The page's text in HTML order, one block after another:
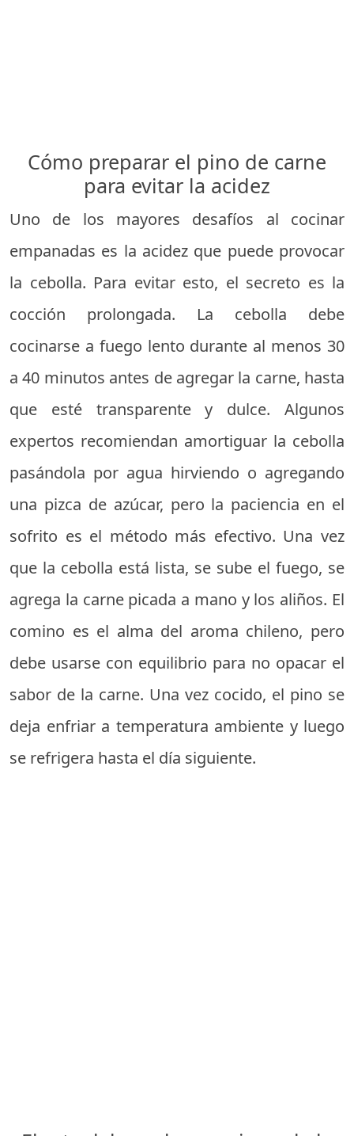
Cómo preparar el pino de carne
para evitar la acidez
Uno de los mayores desafíos al cocinar
empanadas es la acidez que puede provocar
la cebolla. Para evitar esto, el secreto es la
cocción prolongada. La cebolla debe
cocinarse a fuego lento durante al menos 30
a 40 minutos antes de agregar la carne, hasta
que esté transparente y dulce. Algunos
expertos recomiendan amortiguar la cebolla
pasándola por agua hirviendo o agregando
una pizca de azúcar, pero la paciencia en el
sofrito es el método más efectivo. Una vez
que la cebolla está lista, se sube el fuego, se
agrega la carne picada a mano y los aliños. El
comino es el alma del aroma chileno, pero
debe usarse con equilibrio para no opacar el
sabor de la carne. Una vez cocido, el pino se
deja enfriar a temperatura ambiente y luego
se refrigera hasta el día siguiente.